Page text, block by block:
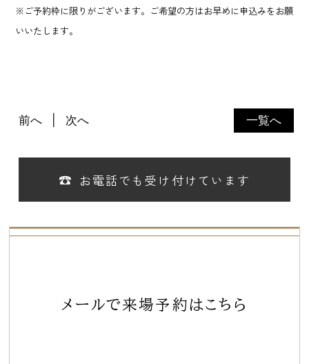
※ご予約枠に限りがございます。ご希望の方はお早めに申込みをお願
いいたします。
一覧へ
前へ 次へ
お電話でも受け付けています
メールで来場予約はこちら